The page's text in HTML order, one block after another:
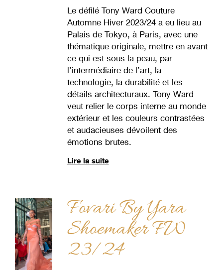
Le défilé Tony Ward Couture
Automne Hiver 2023/24 a eu lieu au
Palais de Tokyo, à Paris, avec une
thématique originale, mettre en avant
ce qui est sous la peau, par
l’intermédiaire de l’art, la
technologie, la durabilité et les
détails architecturaux. Tony Ward
veut relier le corps interne au monde
extérieur et les couleurs contrastées
et audacieuses dévoilent des
émotions brutes.
Lire la suite
Fovari By Yara
Shoemaker FW
23/24